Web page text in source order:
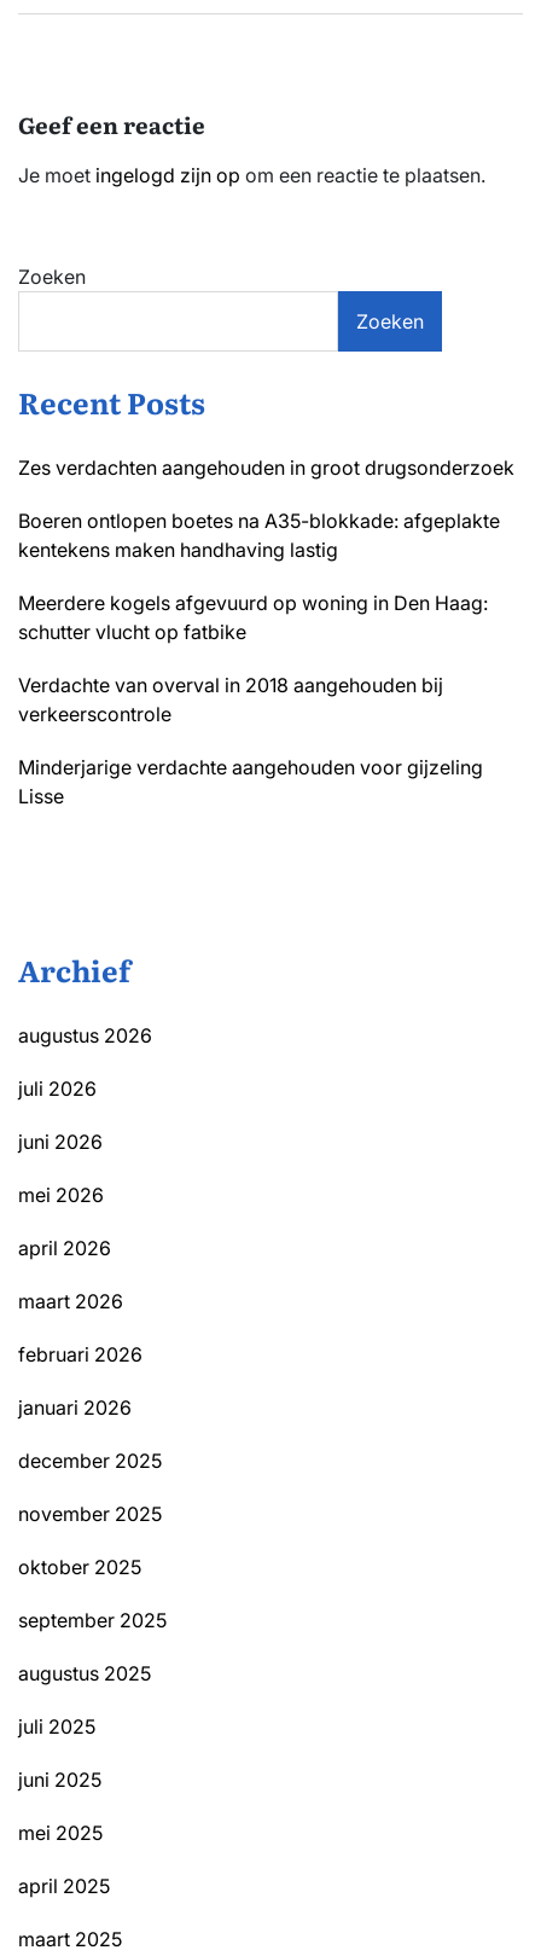
Geef een reactie
Je moet ingelogd zijn op om een reactie te plaatsen.
Zoeken
Zoeken
Recent Posts
Zes verdachten aangehouden in groot drugsonderzoek
Boeren ontlopen boetes na A35-blokkade: afgeplakte
kentekens maken handhaving lastig
Meerdere kogels afgevuurd op woning in Den Haag:
schutter vlucht op fatbike
Verdachte van overval in 2018 aangehouden bij
verkeerscontrole
Minderjarige verdachte aangehouden voor gijzeling
Lisse
Archief
augustus 2026
juli 2026
juni 2026
mei 2026
april 2026
maart 2026
februari 2026
januari 2026
december 2025
november 2025
oktober 2025
september 2025
augustus 2025
juli 2025
juni 2025
mei 2025
april 2025
maart 2025